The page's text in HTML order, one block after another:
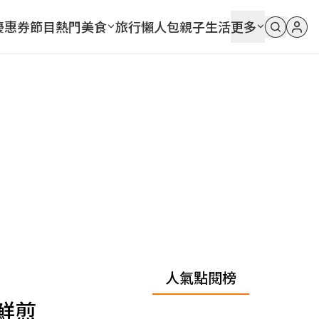
惠券節目熱門美食 旅行懶人包親子生活更多
煎
人氣點閱榜